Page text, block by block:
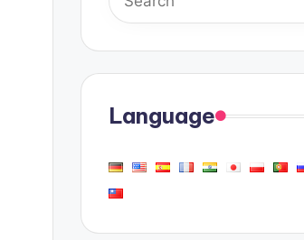
Language